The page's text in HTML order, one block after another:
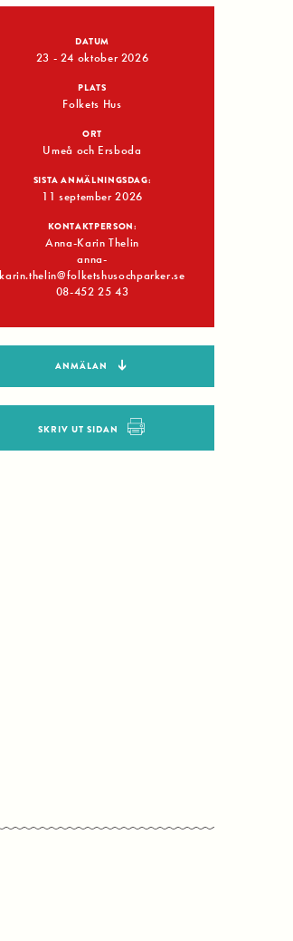
DATUM
23 - 24 oktober 2026
PLATS
Folkets Hus
ORT
Umeå och Ersboda
SISTA ANMÄLNINGSDAG:
11 september 2026
KONTAKTPERSON:
Anna-Karin Thelin
anna-
karin.thelin@folketshusochparker.se
08-452 25 43
ANMÄLAN
SKRIV UT SIDAN